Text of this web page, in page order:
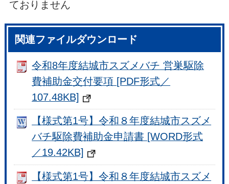
ておりません
関連ファイルダウンロード
令和8年度結城市スズメバチ 営巣駆除
費補助金交付要項 [PDF形式／
107.48KB]
【様式第1号】令和８年度結城市スズメ
バチ駆除費補助金申請書 [WORD形式
／19.42KB]
【様式第1号】令和８年度結城市スズメ